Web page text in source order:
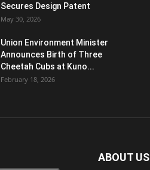
Secures Design Patent
May 30, 2026
Union Environment Minister
Announces Birth of Three
Cheetah Cubs at Kuno...
February 18, 2026
ABOUT US